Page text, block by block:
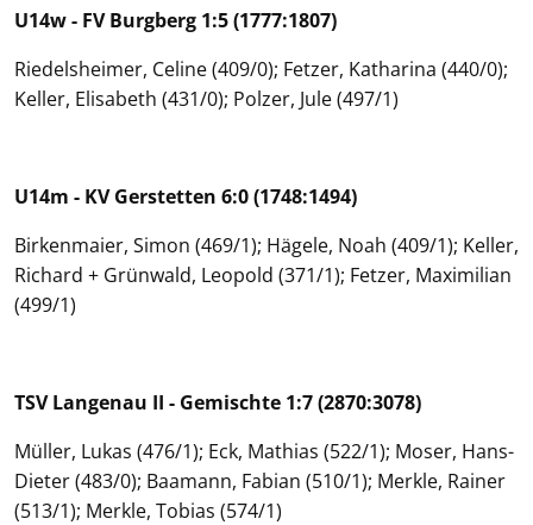
U14w - FV Burgberg 1:5 (1777:1807)
Riedelsheimer, Celine (409/0); Fetzer, Katharina (440/0);
Keller, Elisabeth (431/0); Polzer, Jule (497/1)
U14m - KV Gerstetten 6:0 (1748:1494)
Birkenmaier, Simon (469/1); Hägele, Noah (409/1); Keller,
Richard + Grünwald, Leopold (371/1); Fetzer, Maximilian
(499/1)
TSV Langenau II - Gemischte 1:7 (2870:3078)
Müller, Lukas (476/1); Eck, Mathias (522/1); Moser, Hans-
Dieter (483/0); Baamann, Fabian (510/1); Merkle, Rainer
(513/1); Merkle, Tobias (574/1)